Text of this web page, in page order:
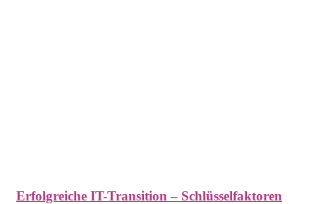
Erfolgreiche IT-Transition – Schlüsselfaktoren